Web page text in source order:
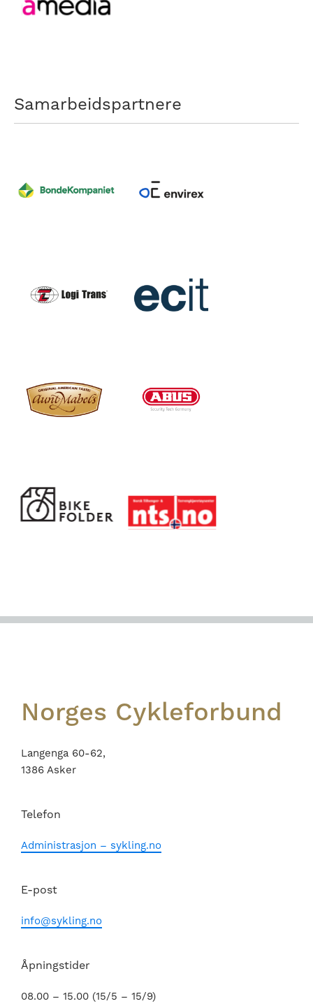
Samarbeidspartnere
Footer
Norges Cykleforbund
Langenga 60-62,
1386 Asker
Telefon
Administrasjon – sykling.no
E-post
info@sykling.no
Åpningstider
08.00 – 15.00 (15/5 – 15/9)